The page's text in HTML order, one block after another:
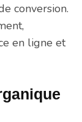
conversion.
en ligne et